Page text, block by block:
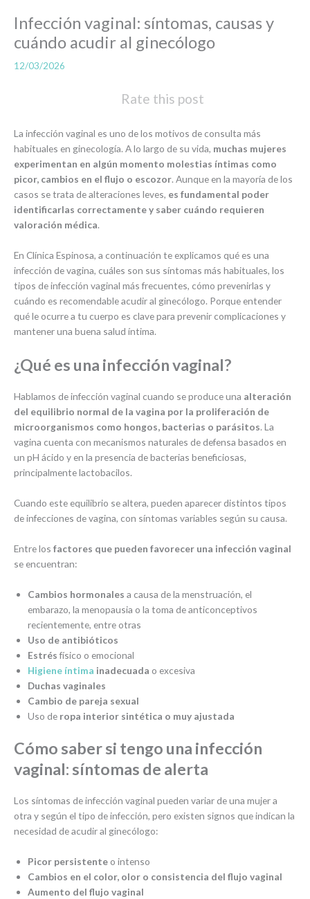
Infección vaginal: síntomas, causas y
cuándo acudir al ginecólogo
12/03/2026
Rate this post
La infección vaginal es uno de los motivos de consulta más
habituales en ginecología. A lo largo de su vida, muchas mujeres
experimentan en algún momento molestias íntimas como
picor, cambios en el flujo o escozor. Aunque en la mayoría de los
casos se trata de alteraciones leves, es fundamental poder
identificarlas correctamente y saber cuándo requieren
valoración médica.
En Clínica Espinosa, a continuación te explicamos qué es una
infección de vagina, cuáles son sus síntomas más habituales, los
tipos de infección vaginal más frecuentes, cómo prevenirlas y
cuándo es recomendable acudir al ginecólogo. Porque entender
qué le ocurre a tu cuerpo es clave para prevenir complicaciones y
mantener una buena salud íntima.
¿Qué es una infección vaginal?
Hablamos de infección vaginal cuando se produce una alteración
del equilibrio normal de la vagina por la proliferación de
microorganismos como hongos, bacterias o parásitos. La
vagina cuenta con mecanismos naturales de defensa basados en
un pH ácido y en la presencia de bacterias beneficiosas,
principalmente lactobacilos.
Cuando este equilibrio se altera, pueden aparecer distintos tipos
de infecciones de vagina, con síntomas variables según su causa.
Entre los factores que pueden favorecer una infección vaginal
se encuentran:
Cambios hormonales a causa de la menstruación, el
embarazo, la menopausia o la toma de anticonceptivos
recientemente, entre otras
Uso de antibióticos
Estrésfísico o emocional
Higiene íntima inadecuada o excesiva
Duchas vaginales
Cambio de pareja sexual
Uso de ropa interior sintética o muy ajustada
Cómo saber si tengo una infección
vaginal: síntomas de alerta
Los síntomas de infección vaginal pueden variar de una mujer a
otra y según el tipo de infección, pero existen signos que indican la
necesidad de acudir al ginecólogo:
Picor persistente o intenso
Cambios en el color, olor o consistencia del flujo vaginal
Aumento del flujo vaginal